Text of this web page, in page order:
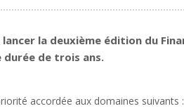
lancer la deuxième édition du
durée de trois ans.
accordée aux domaines suivants :